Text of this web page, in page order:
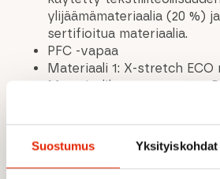
Suostumus Yksityiskohdat
ylijäämämateriaalia (20 %)
sertifioitua materiaalia.
PFC -vapaa
Materiaali 1: X-stretch ECO
Materiaalikoostumus: 47%
Elastane